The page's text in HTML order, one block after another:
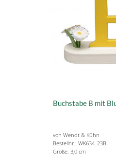
Buchstabe B mit
von Wendt & Kühn
Bestellnr.: WK634_23B
Größe: 3,0 cm